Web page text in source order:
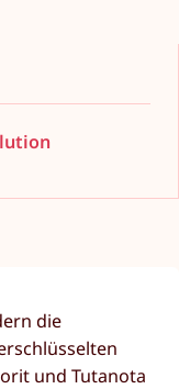
die
und Tutanota